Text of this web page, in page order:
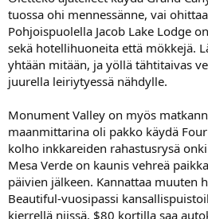
tuossa ohi mennessänne, vai
Pohjoispuolella Jacob Lake Lodge
sekä hotellihuoneita että mökkejä.
yhtään mitään, ja yöllä tähtitaivas
juurella leiriytyessä nähdylle.
Monument Valley on myös
maanmittarina oli pakko käydä
kolho inkkareiden rahastusrysä
Mesa Verde on kaunis vehreä
päivien jälkeen. Kannattaa muuten
Beautiful-vuosipassi
kierrellä niissä. $80 kortilla saa